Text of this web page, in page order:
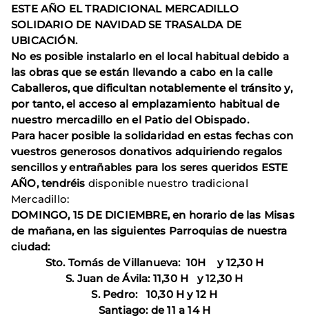
ESTE AÑO EL TRADICIONAL MERCADILLO
SOLIDARIO DE NAVIDAD SE TRASALDA DE
UBICACIÓN.
No es posible instalarlo en el local habitual debido a
las obras que se están llevando a cabo en la calle
Caballeros, que dificultan notablemente el tránsito y,
por tanto, el acceso al emplazamiento habitual de
nuestro mercadillo en el Patio del Obispado.
Para hacer posible la solidaridad en estas fechas con
vuestros generosos donativos adquiriendo regalos
sencillos y entrañables para los seres queridos ESTE
AÑO, tendréis disponible nuestro tradicional
Mercadillo:
DOMINGO, 15 DE DICIEMBRE, en horario de las Misas
de mañana, en las siguientes Parroquias de nuestra
ciudad:
Sto. Tomás de Villanueva: 10H y 12,30 H
S. Juan de Ávila: 11,30 H y 12,30 H
S. Pedro: 10,30 H y 12 H
Santiago: de 11 a 14 H